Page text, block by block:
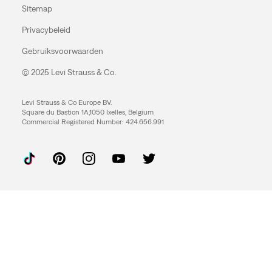
Sitemap
Privacybeleid
Gebruiksvoorwaarden
© 2025 Levi Strauss & Co.
Levi Strauss & Co Europe BV.
Square du Bastion 1A,1050 Ixelles, Belgium
Commercial Registered Number: 424.656.991